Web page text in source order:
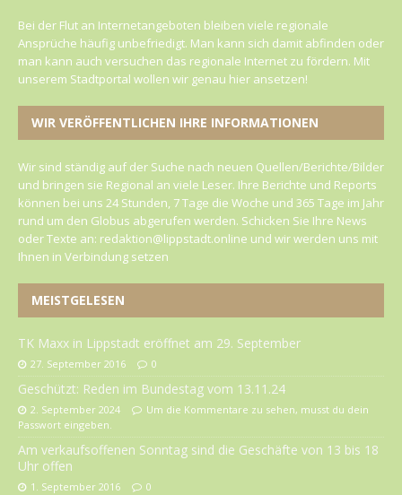
Bei der Flut an Internetangeboten bleiben viele regionale
Ansprüche häufig unbefriedigt. Man kann sich damit abfinden oder
man kann auch versuchen das regionale Internet zu fördern. Mit
unserem Stadtportal wollen wir genau hier ansetzen!
WIR VERÖFFENTLICHEN IHRE INFORMATIONEN
Wir sind ständig auf der Suche nach neuen Quellen/Berichte/Bilder
und bringen sie Regional an viele Leser. Ihre Berichte und Reports
können bei uns 24 Stunden, 7 Tage die Woche und 365 Tage im Jahr
rund um den Globus abgerufen werden. Schicken Sie Ihre News
oder Texte an: redaktion@lippstadt.online und wir werden uns mit
Ihnen in Verbindung setzen
MEISTGELESEN
TK Maxx in Lippstadt eröffnet am 29. September
27. September 2016 0
Geschützt: Reden im Bundestag vom 13.11.24
2. September 2024
Um die Kommentare zu sehen, musst du dein
Passwort eingeben.
Am verkaufsoffenen Sonntag sind die Geschäfte von 13 bis 18
Uhr offen
1. September 2016 0